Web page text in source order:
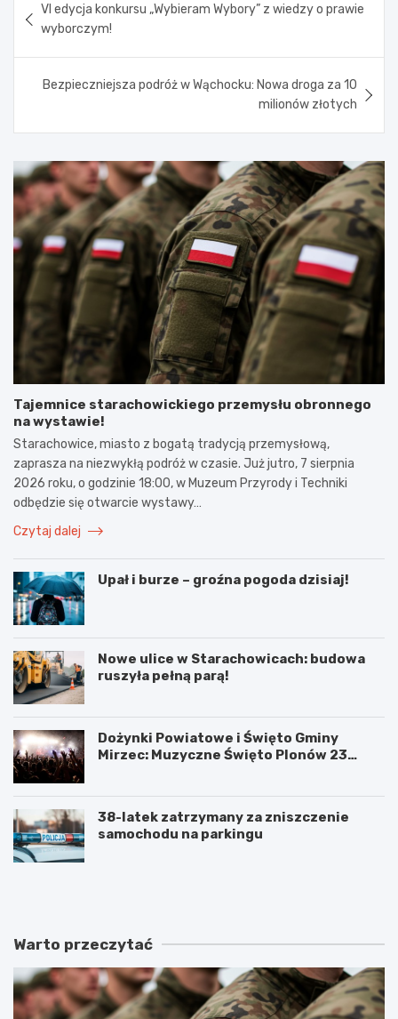
wpisu
VI edycja konkursu „Wybieram Wybory” z wiedzy o prawie
wyborczym!
Bezpieczniejsza podróż w Wąchocku: Nowa droga za 10
milionów złotych
Tajemnice starachowickiego przemysłu obronnego
na wystawie!
Starachowice, miasto z bogatą tradycją przemysłową,
zaprasza na niezwykłą podróż w czasie. Już jutro, 7 sierpnia
2026 roku, o godzinie 18:00, w Muzeum Przyrody i Techniki
odbędzie się otwarcie wystawy…
Czytaj dalej
Upał i burze – groźna pogoda dzisiaj!
Nowe ulice w Starachowicach: budowa
ruszyła pełną parą!
Dożynki Powiatowe i Święto Gminy
Mirzec: Muzyczne Święto Plonów 23
38-latek zatrzymany za zniszczenie
samochodu na parkingu
T
n
c
s
D
k
P
w
Warto przeczytać